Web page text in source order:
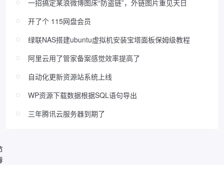
一招搞定某浪微博图床“防盗链”，外链图片重见天日
开了个 115网盘会员
绿联NAS搭建ubuntu虚拟机安装宝塔面板保姆级教程
阿里云用了管家备案感觉效率提高了
自动化更新资源站系统上线
WP资源下载数据根据SQL语句导出
三年腾讯云服务器到期了